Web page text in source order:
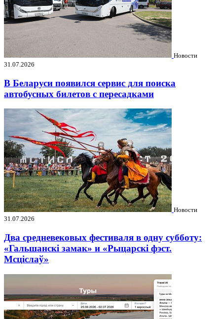
Новости
31.07.2026
В Беларуси появился сервис для поиска
автобусных билетов с пересадками
Новости
31.07.2026
Два средневековых фестиваля в одну субботу:
«Гальшанскі замак» и «Рыцарскі фэст.
Мсціслаў»